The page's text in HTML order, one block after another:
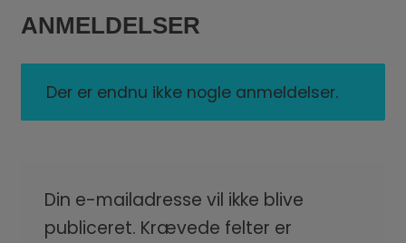
ANMELDELSER
Der er endnu ikke nogle anmeldelser.
Din e-mailadresse vil ikke blive
publiceret. Krævede felter er